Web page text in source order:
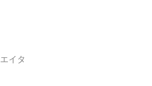
イタ